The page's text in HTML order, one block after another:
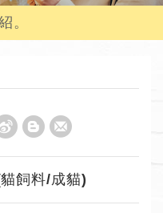
飼料/成貓)